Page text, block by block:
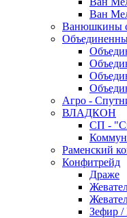
Ван
Ванюшкины
Агро -
ВЛАДКОН
СП -
Раменский
Конфитрейд
Драже
Зефир /